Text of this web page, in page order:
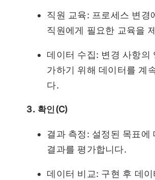
직원 교육: 프로세스 변경
직원에게 필요한 교육을
데이터 수집: 변경 사항의
가하기 위해 데이터를 계
다.
3. 확인(C)
결과 측정: 설정된 목표에
결과를 평가합니다.
데이터 비교: 구현 후 데이